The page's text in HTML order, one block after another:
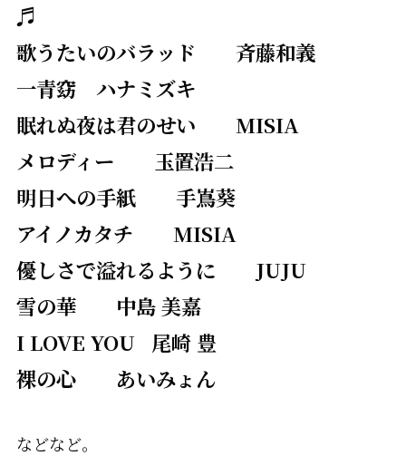
♬
歌うたいのバラッド 斉藤和義
一青窈 ハナミズキ
眠れぬ夜は君のせい MISIA
メロディー 玉置浩二
明日への手紙 手嶌葵
アイノカタチ MISIA
優しさで溢れるように JUJU
雪の華 中島 美嘉
I LOVE YOU 尾崎 豊
裸の心 あいみょん
などなど。